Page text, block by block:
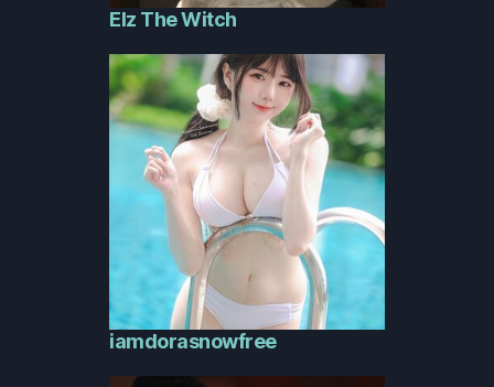
Elz The Witch
iamdorasnowfree